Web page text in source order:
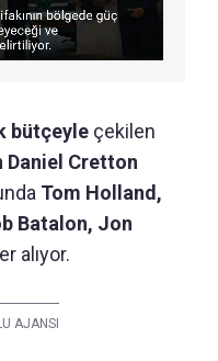
bütçeyle çekilen
Daniel Cretton
Tom Holland,
Batalon, Jon
alıyor.
AJANSI